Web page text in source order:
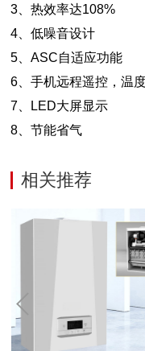
3、热效率达108%
4、低噪音设计
5、ASC自适应功能
6、手机远程遥控，温
7、LED大屏显示
8、节能省气
相关推荐